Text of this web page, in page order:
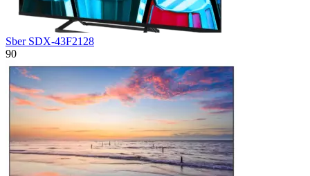
Sber SDX-43F2128
90